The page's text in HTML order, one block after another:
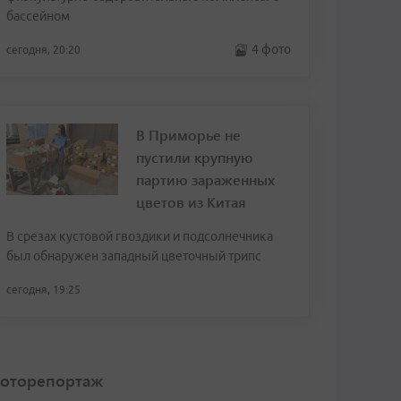
бассейном
сегодня, 20:20 4 фото
В Приморье не
пустили крупную
партию зараженных
цветов из Китая
В срезах кустовой гвоздики и подсолнечника
был обнаружен западный цветочный трипс
сегодня, 19:25